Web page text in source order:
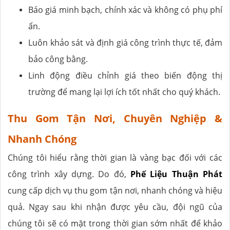
Báo giá minh bạch, chính xác và không có phụ phí
ẩn.
Luôn khảo sát và định giá công trình thực tế, đảm
bảo công bằng.
Linh động điều chỉnh giá theo biến động thị
trường để mang lại lợi ích tốt nhất cho quý khách.
Thu Gom Tận Nơi, Chuyên Nghiệp &
Nhanh Chóng
Chúng tôi hiểu rằng thời gian là vàng bạc đối với các
công trình xây dựng. Do đó, Phế Liệu Thuận Phát
cung cấp dịch vụ thu gom tận nơi, nhanh chóng và hiệu
quả. Ngay sau khi nhận được yêu cầu, đội ngũ của
chúng tôi sẽ có mặt trong thời gian sớm nhất để khảo